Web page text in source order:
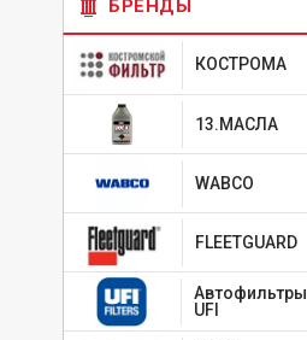
БРЕНДЫ
КОСТРОМА
13.МАСЛА
WABCO
FLEETGUARD
Автофильтры
UFI